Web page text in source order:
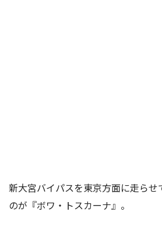
新大宮バイパスを東京方面に走らせ
のが『ボワ・トスカーナ』。